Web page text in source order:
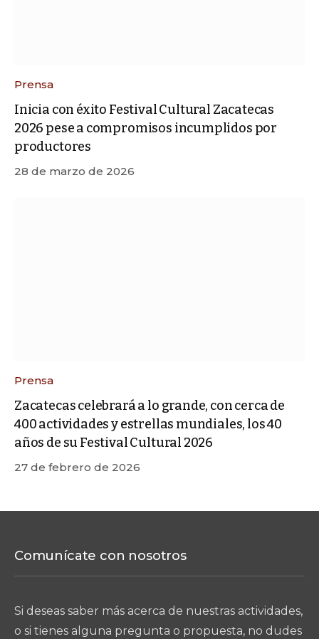
Prensa
Inicia con éxito Festival Cultural Zacatecas
2026 pese a compromisos incumplidos por
productores
28 de marzo de 2026
Prensa
Zacatecas celebrará a lo grande, con cerca de
400 actividades y estrellas mundiales, los 40
años de su Festival Cultural 2026
27 de febrero de 2026
Comunícate con nosotros
Si deseas saber más acerca de nuestras actividades,
o si tienes alguna pregunta o propuesta, no dudes